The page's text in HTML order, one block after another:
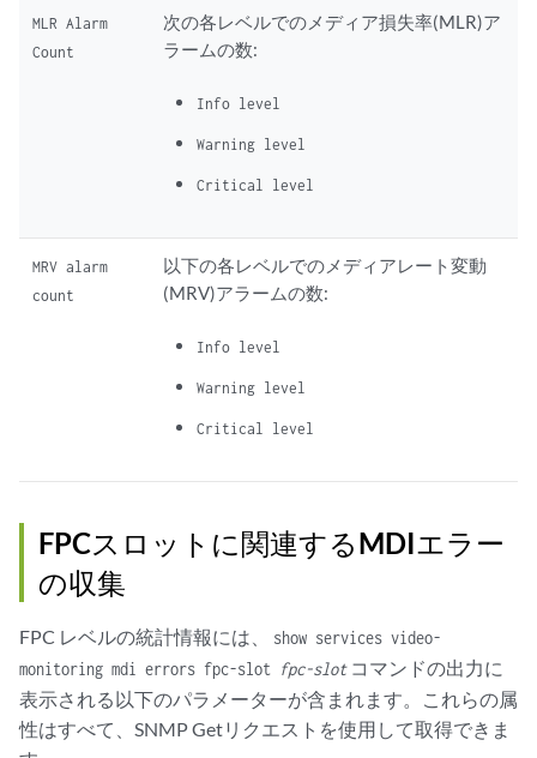
MLR Alarm
Count
次の各レベルでのメディア損失率(MLR)ア
ラームの数:
Info level
Warning level
Critical level
MRV alarm
count
以下の各レベルでのメディアレート変動
(MRV)アラームの数:
Info level
Warning level
Critical level
FPCスロットに関連するMDIエラー
の収集
FPC レベルの統計情報には、
show services video-
monitoring mdi errors fpc-slot fpc-slotコマンドの出力に
表示される以下のパラメーターが含まれます。これらの属
性はすべて、SNMP Getリクエストを使用して取得できま